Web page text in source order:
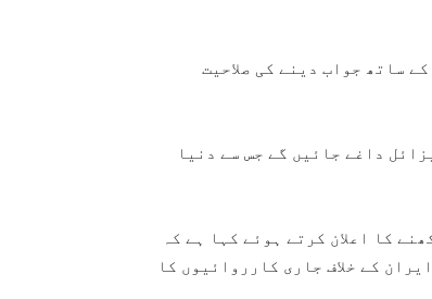
ساتھ جواب دینے کی صلاحیت
داغے جائیں گے جس سے دنیا
کا اعلان کرتے ہوئے کہا ہے کہ
کے خلاف جاری کارروائیوں کا